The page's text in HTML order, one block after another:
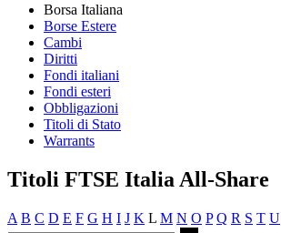
Borsa Italiana
Borse Estere
Cambi
Diritti
Fondi italiani
Fondi esteri
Obbligazioni
Titoli di Stato
Warrants
Titoli FTSE Italia All-Share
A B C D E F G H I J K L M N O P Q R S T U